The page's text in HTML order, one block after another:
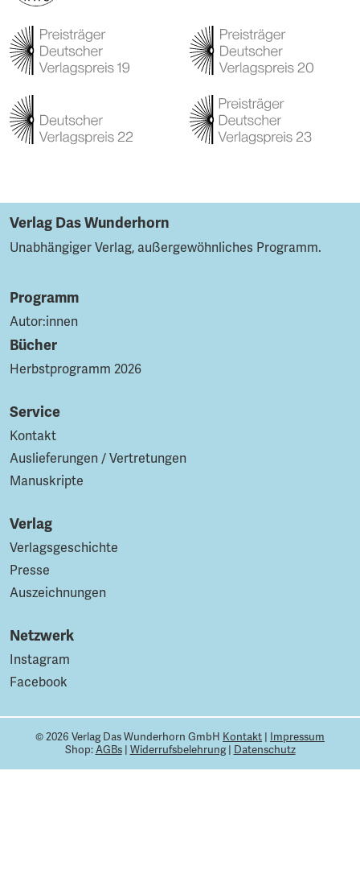
Verlag Das Wunderhorn
Unabhängiger Verlag, außergewöhnliches Programm.
Programm
Autor:innen
Bücher
Herbstprogramm 2026
Service
Kontakt
Auslieferungen / Vertretungen
Manuskripte
Verlag
Verlagsgeschichte
Presse
Auszeichnungen
Netzwerk
Instagram
Facebook
© 2026 Verlag Das Wunderhorn GmbH Kontakt | Impressum
Shop:AGBs| Widerrufsbelehrung| Datenschutz